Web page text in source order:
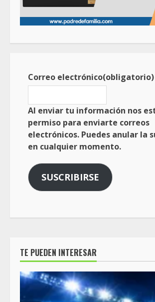
Correo electrónico(obligatorio)
Al enviar tu información nos
permiso para enviarte correos
electrónicos. Puedes anular la
en cualquier momento.
SUSCRIBIRSE
TE PUEDEN INTERESAR